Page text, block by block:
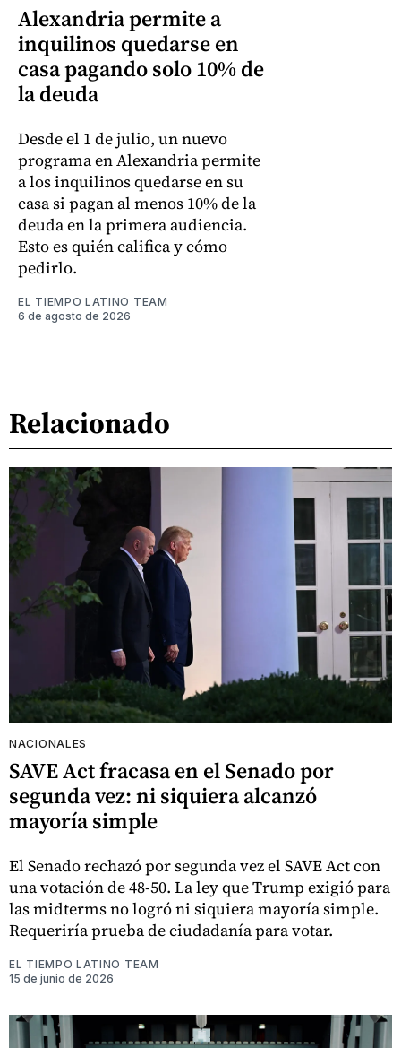
Alexandria permite a
inquilinos quedarse en
casa pagando solo 10% de
la deuda
Desde el 1 de julio, un nuevo
programa en Alexandria permite
a los inquilinos quedarse en su
casa si pagan al menos 10% de la
deuda en la primera audiencia.
Esto es quién califica y cómo
pedirlo.
EL TIEMPO LATINO TEAM
6 de agosto de 2026
Relacionado
NACIONALES
SAVE Act fracasa en el Senado por
segunda vez: ni siquiera alcanzó
mayoría simple
El Senado rechazó por segunda vez el SAVE Act con
una votación de 48-50. La ley que Trump exigió para
las midterms no logró ni siquiera mayoría simple.
Requeriría prueba de ciudadanía para votar.
EL TIEMPO LATINO TEAM
15 de junio de 2026